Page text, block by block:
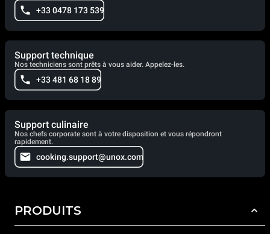
+33 0478 173 539
Support technique
Nos techniciens sont prêts à vous aider. Appelez-les.
+33 481 68 18 89
Support culinaire
Nos chefs corporate sont à votre disposition et vous répondront
rapidement.
cooking.support@unox.com
PRODUITS